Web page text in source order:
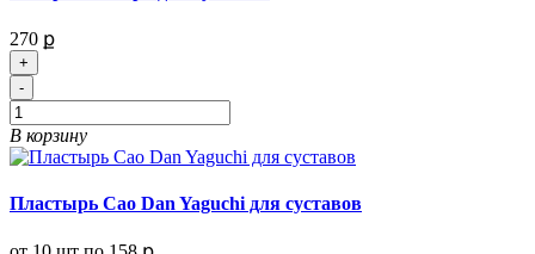
270 ք
+
-
В корзину
Пластырь Cao Dan Yaguchi для суставов